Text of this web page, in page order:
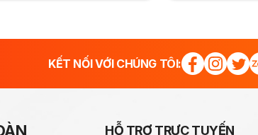
KẾT NỐI VỚI CHÚNG TÔI:
HỖ TRỢ TRỰC TUYẾN